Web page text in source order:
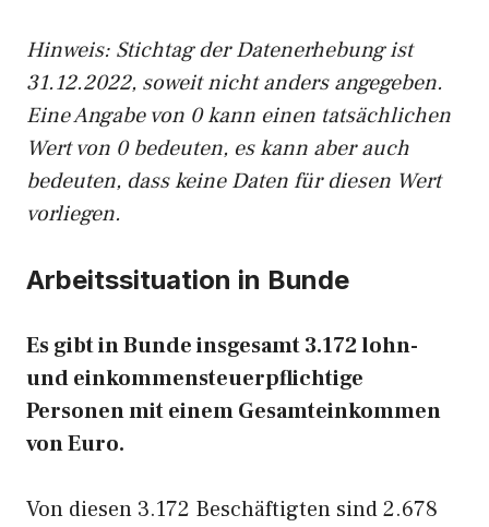
Hinweis: Stichtag der Datenerhebung ist
31.12.2022, soweit nicht anders angegeben.
Eine Angabe von 0 kann einen tatsächlichen
Wert von 0 bedeuten, es kann aber auch
bedeuten, dass keine Daten für diesen Wert
vorliegen.
Arbeitssituation in Bunde
Es gibt in Bunde insgesamt 3.172 lohn-
und einkommensteuerpflichtige
Personen mit einem Gesamteinkommen
von Euro.
Von diesen 3.172 Beschäftigten sind 2.678